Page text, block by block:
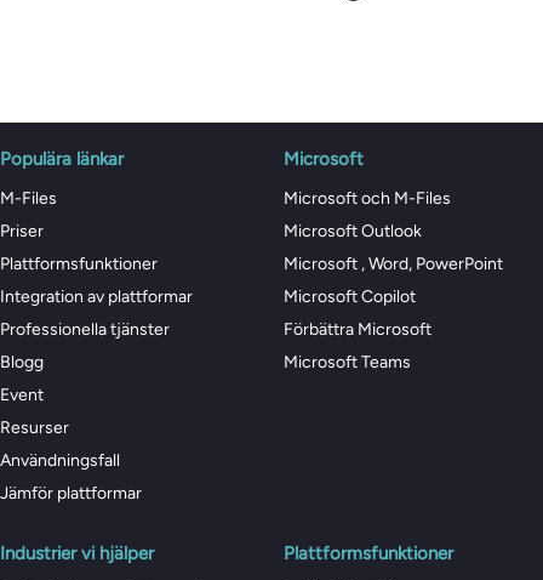
Populära länkar
M-Files
Priser
Plattformsfunktioner
Integration av plattformar
Professionella tjänster
Blogg
Event
Resurser
Användningsfall
Jämför plattformar
Microsoft
Microsoft och M-Files
Microsoft Outlook
Microsoft , Word, PowerPoint
Microsoft Copilot
Förbättra Microsoft
Microsoft Teams
Industrier vi hjälper Plattformsfunktioner